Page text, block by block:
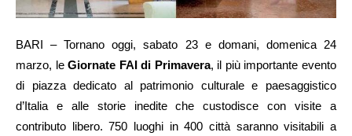
BARI – Tornano oggi, sabato 23 e domani, domenica 24
marzo, leGiornate FAI di Primavera, il più importante evento
di piazza dedicato al patrimonio culturale e paesaggistico
d’Italia e alle storie inedite che custodisce con visite a
contributo libero. 750 luoghi in 400 città saranno visitabili a